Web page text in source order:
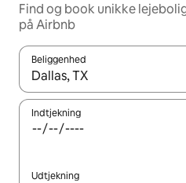
Find og book unikke
på Airbnb
Beliggenhed
Når resultaterne er
Indtjekning
Udtjekning